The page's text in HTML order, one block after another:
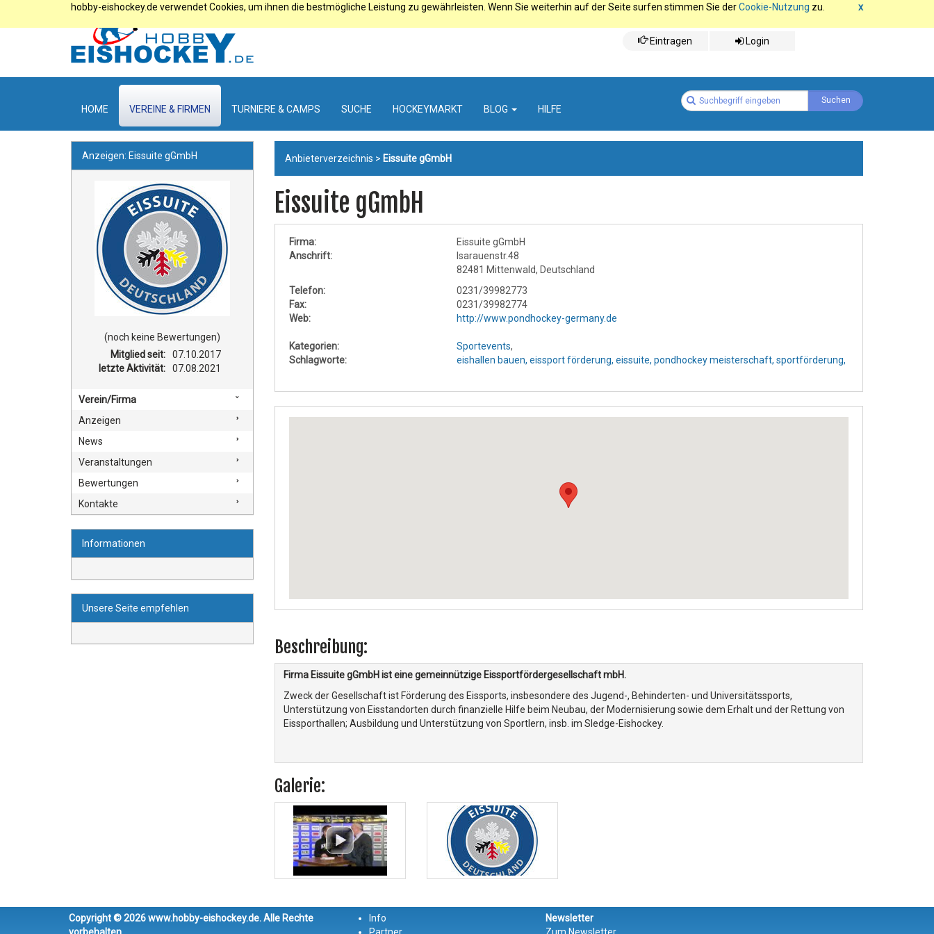
x
hobby-eishockey.de verwendet Cookies, um ihnen die bestmögliche Leistung zu gewährleisten. Wenn Sie weiterhin auf der Seite surfen stimmen Sie derCookie-Nutzung zu.
Eintragen Login
HOME VEREINE & FIRMEN TURNIERE & CAMPS SUCHE HOCKEYMARKT BLOG HILFE
Anbieterverzeichnis > Eissuite gGmbH
Eissuite gGmbH
Firma:
Eissuite gGmbH
Anschrift:
Isarauenstr.48
82481 Mittenwald, Deutschland
Telefon:
0231/39982773
Fax:
0231/39982774
Web:
http://www.pondhockey-germany.de
Kategorien: Sportevents,
Schlagworte:
eishallen bauen, eissport förderung, eissuite, pondhockey meisterschaft, sportförderung,
Beschreibung:
Firma Eissuite gGmbH ist eine gemeinnützige Eissportfördergesellschaft mbH.
Zweck der Gesellschaft ist Förderung des Eissports, insbesondere des Jugend-, Behinderten- und Universitätssports,
Unterstützung von Eisstandorten durch finanzielle Hilfe beim Neubau, der Modernisierung sowie dem Erhalt und der Rettung von
Eissporthallen; Ausbildung und Unterstützung von Sportlern, insb. im Sledge-Eishockey.
Galerie:
Anzeigen: Eissuite gGmbH
(noch keine Bewertungen)
Mitglied seit:
07.10.2017
letzte Aktivität:
07.08.2021
Verein/Firma
Anzeigen
News
Veranstaltungen
Bewertungen
Kontakte
Informationen
Unsere Seite empfehlen
Copyright © 2026 www.hobby-eishockey.de. Alle Rechte
vorbehalten.
Info
Partner
Newsletter
Zum Newsletter